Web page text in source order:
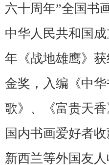
六十周年”全国书
中华人民共和国
年《战地雄鹰》
金奖，入编《中
歌》、《富贵天
国内书画爱好者
新西兰等外国友